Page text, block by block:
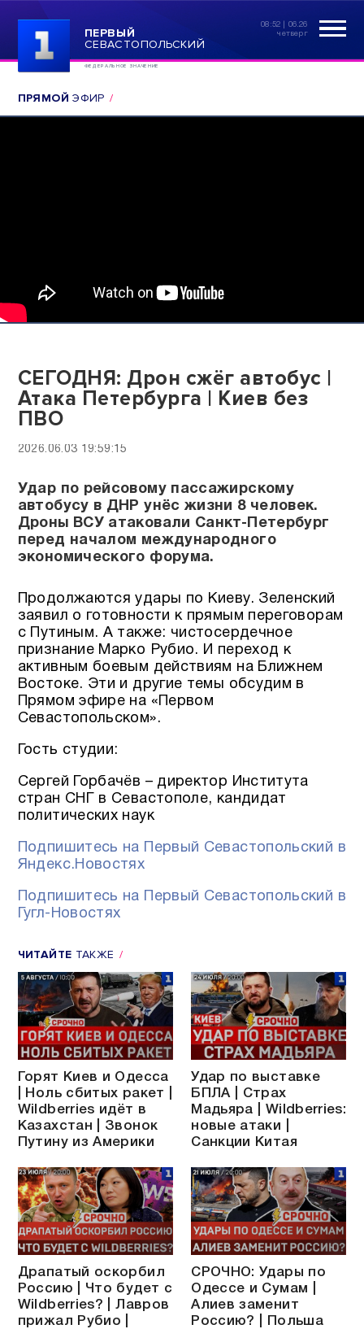
ПЕРВЫЙ
СЕВАСТОПОЛЬСКИЙ
ФЕДЕРАЛЬНОЕ ЗНАЧЕНИЕ
08:52 | 06.26
четверг
ПРЯМОЙ ЭФИР
СЕГОДНЯ: Дрон сжёг автобус |
Атака Петербурга | Киев без
ПВО
2026.06.03 19:59:15
Удар по рейсовому пассажирскому
автобусу в ДНР унёс жизни 8 человек.
Дроны ВСУ атаковали Санкт-Петербург
перед началом международного
экономического форума.
Продолжаются удары по Киеву. Зеленский
заявил о готовности к прямым переговорам
с Путиным. А также: чистосердечное
признание Марко Рубио. И переход к
активным боевым действиям на Ближнем
Востоке. Эти и другие темы обсудим в
Прямом эфире на «Первом
Севастопольском».
Гость студии:
Сергей Горбачёв – директор Института
стран СНГ в Севастополе, кандидат
политических наук
Подпишитесь на Первый Севастопольский в
Яндекс.Новостях
Подпишитесь на Первый Севастопольский в
Гугл-Новостях
ЧИТАЙТЕ ТАКЖЕ
Горят Киев и Одесса
| Ноль сбитых ракет |
Wildberries идёт в
Казахстан | Звонок
Путину из Америки
Удар по выставке
БПЛА | Страх
Мадьяра | Wildberries:
новые атаки |
Санкции Китая
Драпатый оскорбил
Россию | Что будет с
Wildberries? | Лавров
прижал Рубио |
СРОЧНО: Удары по
Одессе и Сумам |
Алиев заменит
Россию? | Польша